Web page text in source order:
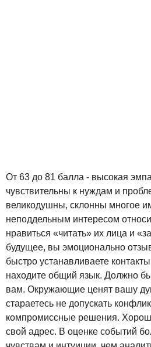
От 63 до 81 балла - высокая
чувствительны к нуждам и
великодушны, склонны многое
неподдельным интересом
нравиться «читать» их лица и
будущее, вы эмоционально
быстро устанавливаете
находите общий язык. Должно
вам. Окружающие ценят вашу
стараетесь не допускать
компромиссные решения.
свой адрес. В оценке событий